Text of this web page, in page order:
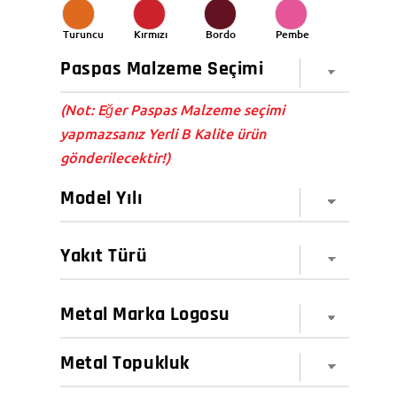
Turuncu Kırmızı Bordo Pembe
(Not: Eğer Paspas Malzeme seçimi
yapmazsanız Yerli B Kalite ürün
gönderilecektir!)